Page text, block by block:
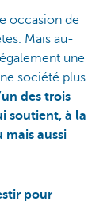
occasion de
Mais au-
une
société plus
des trois
soutient, à la
mais aussi
pour